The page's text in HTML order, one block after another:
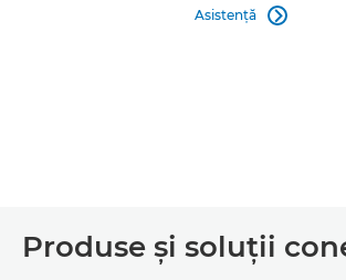
Asistenţă 
Produse şi soluţii